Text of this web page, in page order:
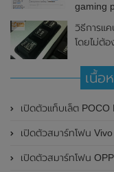
gaming
วิธีการแ
โดยไม่ต้
เนื้อ
เปิดตัวแท็บเล็ต POCO Pad (5G) อย่างเป็นทางการ
เปิดตัวสมาร์ทโฟน Vivo Y03t ในประเทศฟิลิปปินส์อย่างเป็นทาง
เปิดตัวสมาร์ทโฟน OPPO A3 Pro (5G) แล